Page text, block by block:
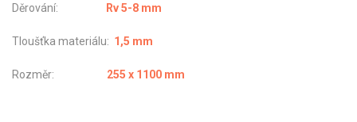
Děrování: Rv 5-8 mm
Tloušťka materiálu: 1,5 mm
Rozměr: 255 x 1100 mm